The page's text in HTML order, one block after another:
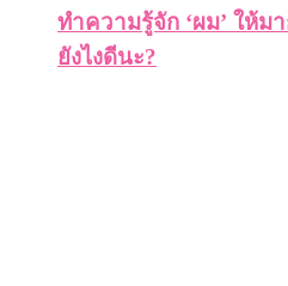
ทำความรู้จัก ‘ผม’ ให้
ยังไงดีนะ?